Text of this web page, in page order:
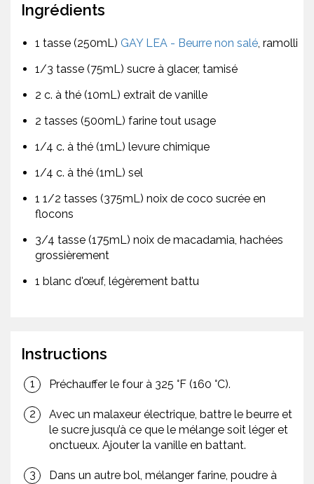
Ingrédients
1 tasse (250mL) GAY LEA - Beurre non salé, ramolli
1/3 tasse (75mL) sucre à glacer, tamisé
2 c. à thé (10mL) extrait de vanille
2 tasses (500mL) farine tout usage
1/4 c. à thé (1mL) levure chimique
1/4 c. à thé (1mL) sel
1 1/2 tasses (375mL) noix de coco sucrée en
flocons
3/4 tasse (175mL) noix de macadamia, hachées
grossièrement
1 blanc d'œuf, légèrement battu
Instructions
Préchauffer le four à 325 °F (160 °C).
Avec un malaxeur électrique, battre le beurre et
le sucre jusqu’à ce que le mélange soit léger et
onctueux. Ajouter la vanille en battant.
Dans un autre bol, mélanger farine, poudre à